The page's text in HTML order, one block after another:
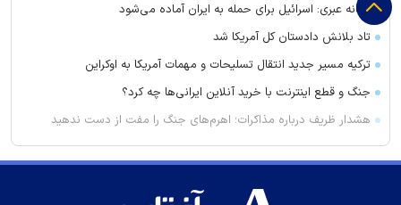
رسانه عبری: اسرائیل برای حمله به ایران آماده می‌شود
تاد بلانش دادستان کل آمریکا شد
ترکیه مسیر جدید انتقال تسلیحات و مهمات آمریکا به اوکراین
جنگ و قطع اینترنت با خرید آنلاین ایرانی‌ها چه کرد؟
هشدار ظریف درباره مذاکرات؛ اهرم‌های جنگ را مفت از دست ندهید
تورم ۱۳۰ درصدی زنده ماندن/ شوک به سفره‌های خالی کارگران